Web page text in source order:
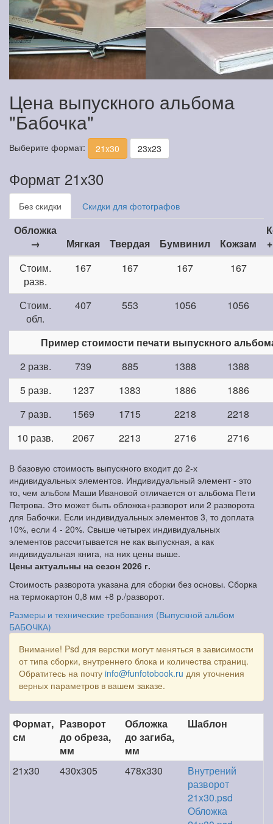
Цена выпускного альбома
"Бабочка"
Выберите формат: 21x30 23x23
Формат 21x30
Без скидки Скидки для фотографов
Обложка
→
Мягкая Твердая Бумвинил Кожзам
Стоим.
разв.
167 167 167 167
Стоим.
обл.
407 553 1056 1056
Пример стоимости печати выпускного
2 разв.
739 885 1388
1388
5 разв.
1237 1383 1886
1886
7 разв.
1569 1715 2218
2218
10 разв.
2067 2213 2716 2716
В базовую стоимость выпускного входит до 2-х
индивидуальных элементов. Индивидуальный элемент - это
то, чем альбом Маши Ивановой отличается от альбома Пети
Петрова. Это может быть обложка+разворот или 2 разворота
для Бабочки. Если индивидуальных элементов 3, то доплата
10%, если 4 - 20%. Свыше четырех индивидуальных
элементов рассчитывается не как выпускная, а как
индивидуальная книга, на них цены выше.
Цены актуальны на сезон 2026 г.
Стоимость разворота указана для сборки без основы. Сборка
на термокартон 0,8 мм +8 р./разворот.
Размеры и технические требования (Выпускной альбом
БАБОЧКА)
Внимание! Psd для верстки могут меняться в зависимости
от типа сборки, внутреннего блока и количества страниц.
Обратитесь на почту info@funfotobook.ru для уточнения
верных параметров в вашем заказе.
Формат,
см
Разворот
до обреза,
мм
Обложка
до загиба,
мм
Шаблон
21x30 430x305 478х330
Внутрений
разворот
21x30.psd
Обложка